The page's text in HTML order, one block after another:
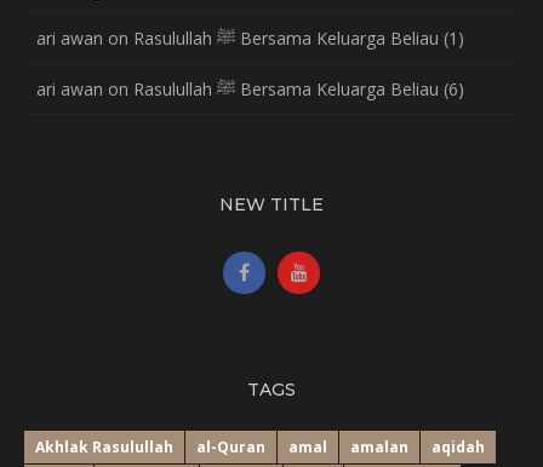
ari awan on Rasulullah ﷺ Bersama Keluarga Beliau (1)
ari awan on Rasulullah ﷺ Bersama Keluarga Beliau (6)
NEW TITLE
TAGS
Akhlak Rasulullah al-Quran amal amalan
aqidah